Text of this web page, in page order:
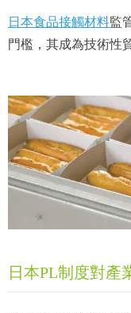
日本食品接觸材料監
門檻，其成為技術性
日本PL制度對產